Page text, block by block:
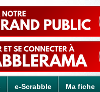
e-Scrabble Ma fiche